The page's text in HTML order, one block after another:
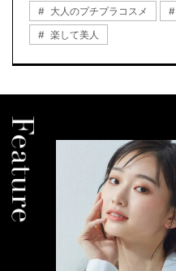
大人のプチプラコスメ
楽して美人